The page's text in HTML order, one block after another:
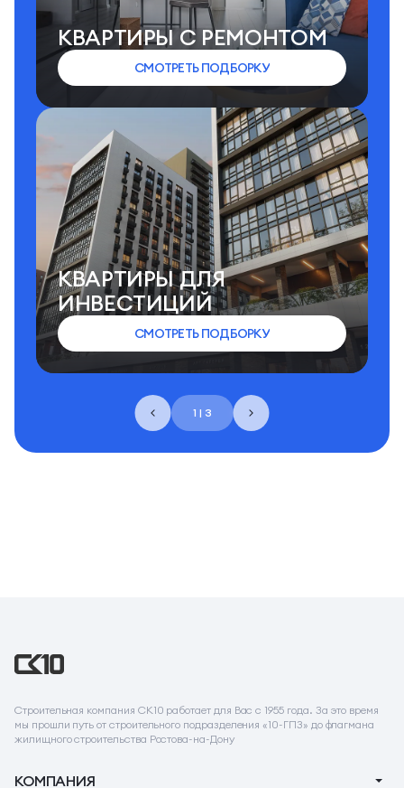
1 | 3
КВАРТИРЫ C РЕМОНТОМ
СМОТРЕТЬ ПОДБОРКУ
КВАРТИРЫ ДЛЯ
ИНВЕСТИЦИЙ
СМОТРЕТЬ ПОДБОРКУ
Строительная компания СК10 работает для Вас с 1955 года. За это время
мы прошли путь от строительного подразделения «10-ГПЗ» до флагмана
жилищного строительства Ростова-на-Дону
КОМПАНИЯ